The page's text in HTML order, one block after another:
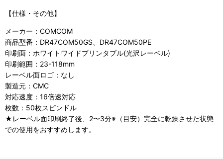
【仕様・その他】
メーカー：COMCOM
商品型番：DR47COM50GS、DR47COM50PE
印刷面：ホワイトワイドプリンタブル(光沢レーベル)
印刷範囲：23-118mm
レーベル面ロゴ：なし
製造元： CMC
対応速度：16倍速対応
枚数：50枚スピンドル
★レーベル面印刷終了後、2〜3分※（目安）完全に乾燥させた状態
での使用をおすすめします。